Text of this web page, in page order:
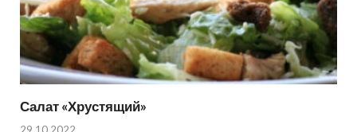
Салат «Хрустящий»
29.10.2022